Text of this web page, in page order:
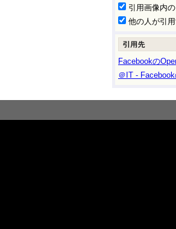
引用画像内
他の人が引
Facebookの
＠IT -